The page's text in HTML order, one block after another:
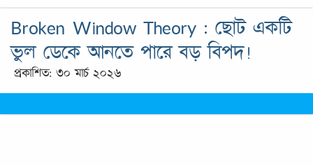
Broken Window Theory : ছোট একটি
ভুল ডেকে আনতে পারে বড় বিপদ!
প্রকাশিত: ৩০ মার্চ ২০২৬